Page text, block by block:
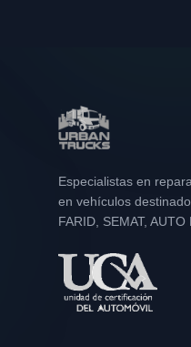
Especialistas en
en vehículos
FARID, SEMAT,